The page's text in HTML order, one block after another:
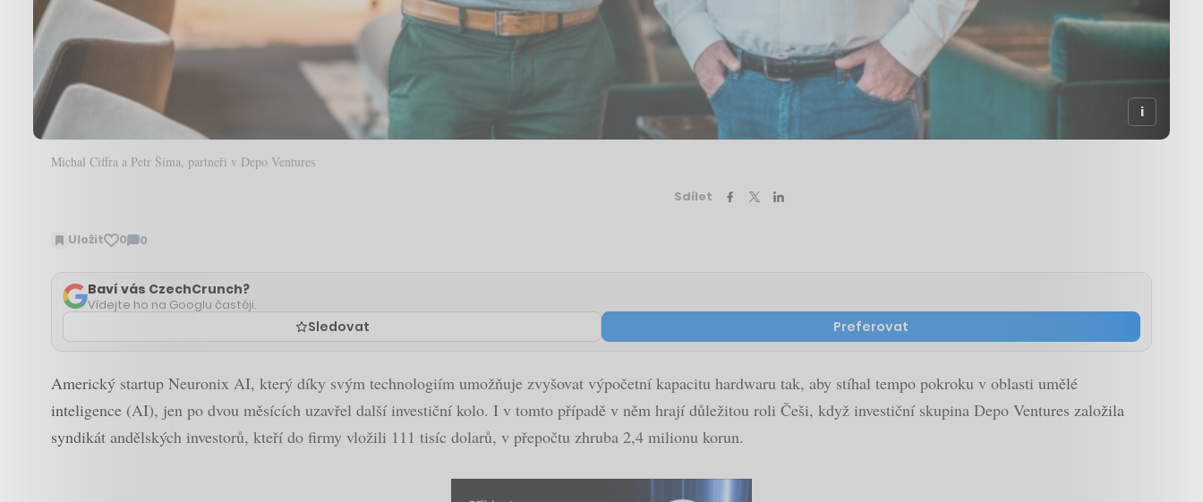
Michal Ciffra a Petr Šíma, partneři v Depo Ventures
Sdílet
Uložit 0 0
Zobrazit
Baví vás CzechCrunch?
Vídejte ho na Googlu častěji.
Sledovat Preferovat
Americký startup Neuronix AI, který díky svým technologiím umožňuje zvyšovat výpočetní kapacitu hardwaru tak, aby stíhal tempo pokroku v oblasti umělé
inteligence (AI), jen po dvou měsících uzavřel další investiční kolo. I v tomto případě v něm hrají důležitou roli Češi, když investiční skupina Depo Ventures založila
syndikát andělských investorů, kteří do firmy vložili 111 tisíc dolarů, v přepočtu zhruba 2,4 milionu korun.